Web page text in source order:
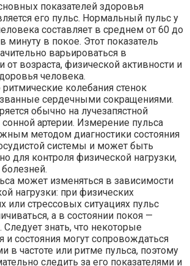
показателей здоровья
его пульс. Нормальный пульс у
составляет в среднем от 60 до
минуту в покое. Этот показатель
варьироваться в
от возраста, физической активности и
человека.
ритмические колебания стенок
сердечными сокращениями.
обычно на лучезапястной
сонной артерии. Измерение пульса
методом диагностики состояния
системы и может быть
для контроля физической нагрузки,
может изменяться в зависимости
нагрузки: при физических
или стрессовых ситуациях пульс
а в состоянии покоя —
Следует знать, что некоторые
и состояния могут сопровождаться
в частоте или ритме пульса, поэтому
следить за его показателями и